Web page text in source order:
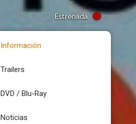
Estrenada
Información
Trailers
DVD / Blu-Ray
Noticias